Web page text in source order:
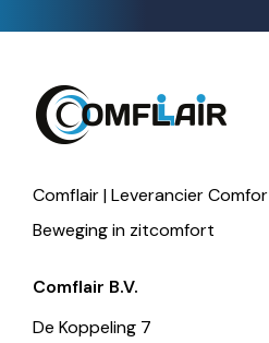
Comflair | Leverancier
Beweging in zitcomfort
Comflair B.V.
De Koppeling 7